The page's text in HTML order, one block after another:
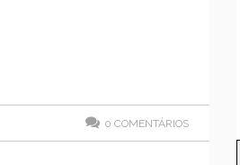
0 COMENTÁRIOS